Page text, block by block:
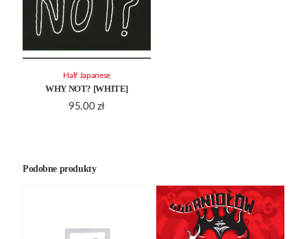
WHY NOT? [WHITE]
95.00 zł
Half Japanese
Podobne produkty